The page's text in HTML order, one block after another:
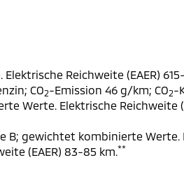
Reichweite (EAER)
CO2-Emission 46 g/km; CO2-
Werte. Elektrische Reichweite
B; gewichtet kombinierte Werte.
(EAER) 83-85 km.**